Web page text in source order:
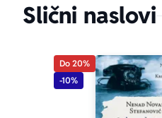
Slični naslovi
Do 20%
-10%